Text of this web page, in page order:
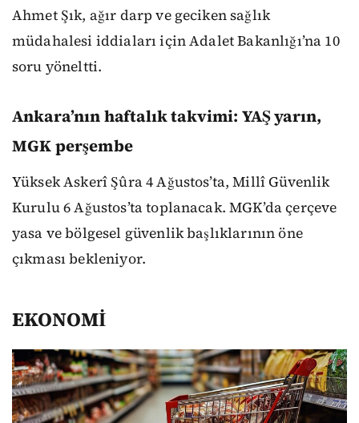
Ahmet Şık, ağır darp ve geciken sağlık
müdahalesi iddiaları için Adalet Bakanlığı’na 10
soru yöneltti.
Ankara’nın haftalık takvimi: YAŞ yarın,
MGK perşembe
Yüksek Askerî Şûra 4 Ağustos’ta, Millî Güvenlik
Kurulu 6 Ağustos’ta toplanacak. MGK’da çerçeve
yasa ve bölgesel güvenlik başlıklarının öne
çıkması bekleniyor.
EKONOMİ